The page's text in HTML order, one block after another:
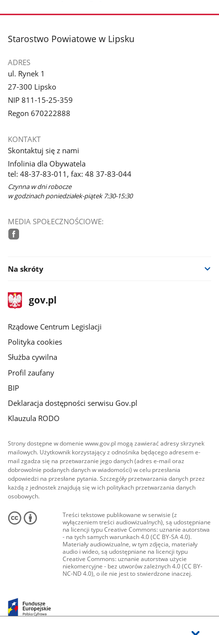
stopka
Starostwo Powiatowe w Lipsku
ADRES
ul. Rynek 1
27-300 Lipsko
NIP 811-15-25-359
Regon 670222888
KONTAKT
Skontaktuj się z nami
Infolinia dla Obywatela
tel: 48-37-83-011, fax: 48 37-83-044
Czynna w dni robocze
w godzinach poniedziałek-piątek 7:30-15:30
MEDIA SPOŁECZNOŚCIOWE:
Na skróty
stopka
gov.plStrona
gov.pl
Rządowe Centrum Legislacji
Polityka cookies
Służba cywilna
Profil zaufany
BIP
Deklaracja dostępności serwisu Gov.pl
Klauzula RODO
Strony dostępne w domenie www.gov.pl mogą zawierać adresy skrzynek
mailowych. Użytkownik korzystający z odnośnika będącego adresem e-
mail zgadza się na przetwarzanie jego danych (adres e-mail oraz
dobrowolnie podanych danych w wiadomości) w celu przesłania
odpowiedzi na przesłane pytania. Szczegóły przetwarzania danych przez
każdą z jednostek znajdują się w ich politykach przetwarzania danych
osobowych.
Treści tekstowe publikowane w serwisie (z
wyłączeniem treści audiowizualnych), są udostępniane
na licencji typu Creative Commons: uznanie autorstwa
- na tych samych warunkach 4.0 (CC BY-SA 4.0).
Materiały audiowizualne, w tym zdjęcia, materiały
audio i wideo, są udostępniane na licencji typu
Creative Commons: uznanie autorstwa użycie
niekomercyjne - bez utworów zależnych 4.0 (CC BY-
NC-ND 4.0), o ile nie jest to stwierdzone inaczej.